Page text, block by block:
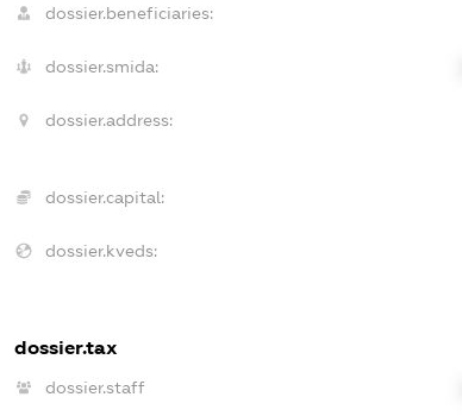
dossier.beneficiaries:
dossier.smida:
dossier.address:
dossier.capital:
dossier.kveds:
dossier.tax
dossier.staff